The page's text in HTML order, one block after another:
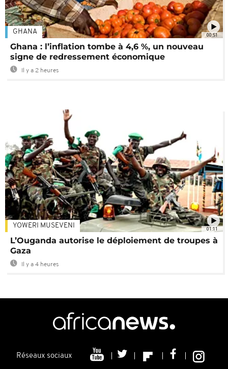
00:51
GHANA
Ghana : l’inflation tombe à 4,6 %, un nouveau
signe de redressement économique
Il y a 2 heures
01:11
YOWERI MUSEVENI
L’Ouganda autorise le déploiement de troupes à
Gaza
Il y a 4 heures
Réseaux sociaux